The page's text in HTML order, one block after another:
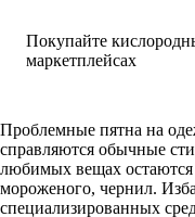
Покупайте
маркетплейсах
Проблемные пятна на
справляются обычные
любимых вещах остаются
мороженого, чернил.
специализированных